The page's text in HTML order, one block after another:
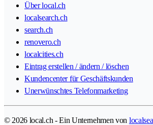
Über local.ch
localsearch.ch
search.ch
renovero.ch
localcities.ch
Eintrag erstellen / ändern / löschen
Kundencenter für Geschäftskunden
Unerwünschtes Telefonmarketing
© 2026 local.ch - Ein Unternehmen von